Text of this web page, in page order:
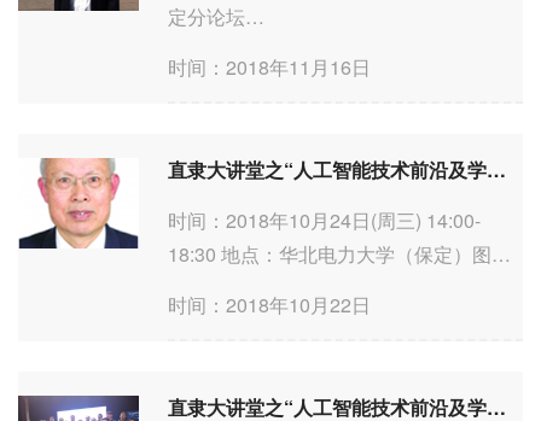
定分论坛
－
&#32;11&#32;月&#32;15&#32;日(周
四)&#32;15:00-17:00&#32;地点：河北金
融学院（保定）办公楼...
时间：2018年11月16日
直隶大讲堂之“人工智能技术前沿及学科方向发展”
时间：2018年10月24日(周三) 14:00-
18:30 地点：华北电力大学（保定）图书
之“人工智能技术前沿及学科方向发展”
时间：2018年10月22日
直隶大讲堂之“人工智能技术前沿及学科方向发展” Copy1